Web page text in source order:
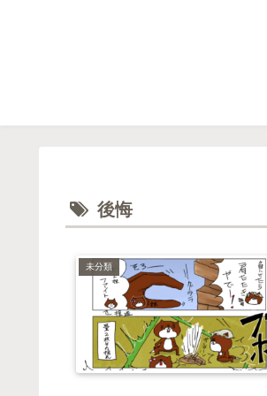
後悔
未分類